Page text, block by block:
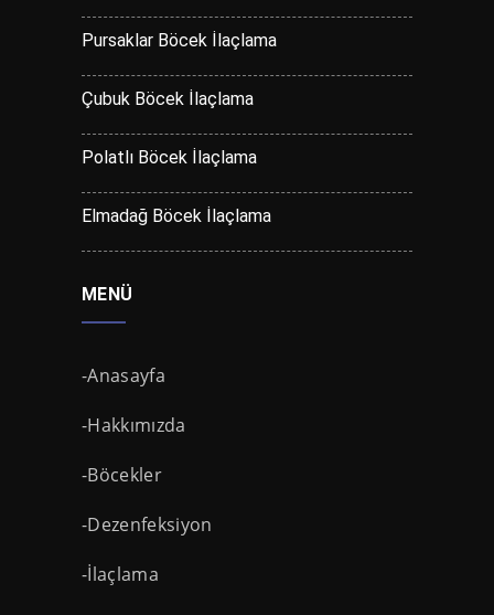
Pursaklar Böcek İlaçlama
Çubuk Böcek İlaçlama
Polatlı Böcek İlaçlama
Elmadağ Böcek İlaçlama
MENÜ
-Anasayfa
-Hakkımızda
-Böcekler
-Dezenfeksiyon
-İlaçlama